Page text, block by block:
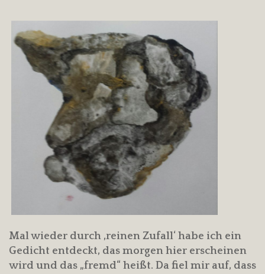
Mal wieder durch ‚reinen Zufall‘ habe ich ein
Gedicht entdeckt, das morgen hier erscheinen
wird und das „fremd“ heißt. Da fiel mir auf, dass